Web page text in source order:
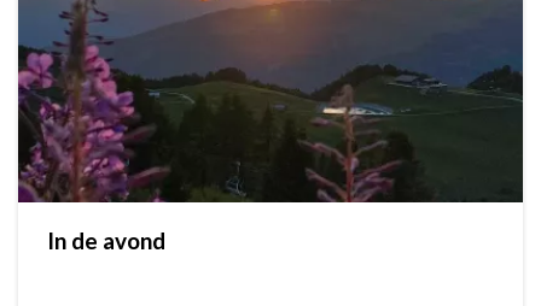
In de avond